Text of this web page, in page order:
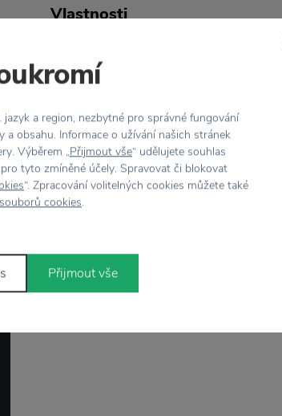
Vlastnosti
Kód produktu
Rozmer
a region, nezbytné pro správné fungování
obsahu. Informace o užívání našich stránek
Výběrem „Přijmout vše“ udělujete souhlas
tyto zmíněné účely. Spravovat či blokovat
“. Zpracování volitelných cookies můžete také
cookies.
Přijmout vše